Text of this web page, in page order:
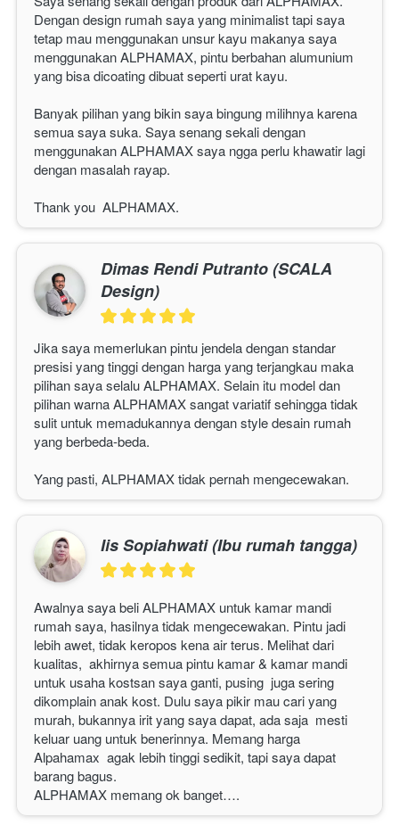
Dengan design rumah saya yang minimalist tapi saya
tetap mau menggunakan unsur kayu makanya saya
menggunakan ALPHAMAX, pintu berbahan alumunium
yang bisa dicoating dibuat seperti urat kayu.
Banyak pilihan yang bikin saya bingung milihnya karena
semua saya suka. Saya senang sekali dengan
menggunakan ALPHAMAX saya ngga perlu khawatir lagi
dengan masalah rayap.
Thank you ALPHAMAX.
Dimas Rendi Putranto (SCALA
Design)
Jika saya memerlukan pintu jendela dengan standar
presisi yang tinggi dengan harga yang terjangkau maka
pilihan saya selalu ALPHAMAX. Selain itu model dan
pilihan warna ALPHAMAX sangat variatif sehingga tidak
sulit untuk memadukannya dengan style desain rumah
yang berbeda-beda.
Yang pasti, ALPHAMAX tidak pernah mengecewakan.
Iis Sopiahwati (Ibu rumah tangga)
Awalnya saya beli ALPHAMAX untuk kamar mandi
rumah saya, hasilnya tidak mengecewakan. Pintu jadi
lebih awet, tidak keropos kena air terus. Melihat dari
kualitas,  akhirnya semua pintu kamar & kamar mandi
untuk usaha kostsan saya ganti, pusing  juga sering
dikomplain anak kost. Dulu saya pikir mau cari yang
murah, bukannya irit yang saya dapat, ada saja  mesti
keluar uang untuk benerinnya. Memang harga
Alpahamax  agak lebih tinggi sedikit, tapi saya dapat
barang bagus.
ALPHAMAX memang ok banget….